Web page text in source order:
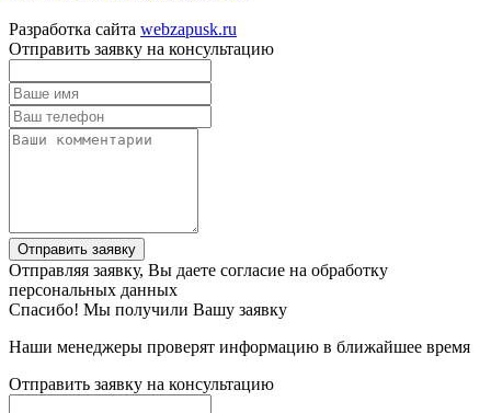
Разработка сайта webzapusk.ru
Отправить заявку на консультацию
Отправить заявку
Отправляя заявку, Вы даете согласие на обработку
персональных данных
Спасибо! Мы получили Вашу заявку
Наши менеджеры проверят информацию в ближайшее время
Отправить заявку на консультацию